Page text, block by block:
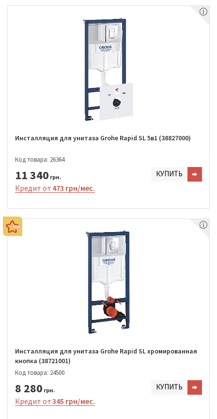
Инсталляция для унитаза Grohe Rapid SL 5в1 (38827000)
Код товара: 26364
11 340 грн. КУПИТЬ
Кредит от 473 грн/мес.
Инсталляция для унитаза Grohe Rapid SL хромированная
кнопка (38721001)
Код товара: 24500
8 280 грн. КУПИТЬ
Кредит от345 грн/мес.